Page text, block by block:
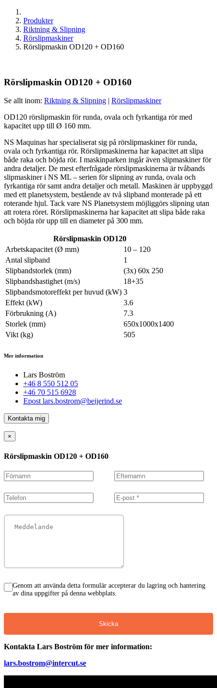
Produkter
Riktning & Slipning
Rörslipmaskiner
Rörslipmaskin OD120 + OD160
Rörslipmaskin OD120 + OD160
Se allt inom: Riktning & Slipning | Rörslipmaskiner
OD120 rörslipmaskin för runda, ovala och fyrkantiga rör med
kapacitet upp till Ø 160 mm.
NS Maquinas har specialiserat sig på rörslipmaskiner för runda,
ovala och fyrkantiga rör. Rörslipmaskinerna har kapacitet att slipa
både raka och böjda rör. I maskinparken ingår även slipmaskiner för
andra detaljer. De mest efterfrågade rörslipmaskinerna är tvåbands
slipmaskiner i NS ML – serien för slipning av runda, ovala och
fyrkantiga rör samt andra detaljer och metall. Maskinen är uppbyggd
med ett planetsystem, bestående av två slipband monterade på ett
roterande hjul. Tack vare NS Planetsystem möjliggörs slipning utan
att rotera röret. Rörslipmaskinerna har kapacitet att slipa både raka
och böjda rör upp till en diameter på 300 mm.
Rörslipmaskin OD120
Arbetskapacitet (Ø mm)
10 – 120
Antal slipband
1
Slipbandstorlek (mm)
(3x) 60x 250
Slipbandshastighet (m/s)
18+35
Slipbandsmotoreffekt per huvud (kW) 3
Effekt (kW)
3.6
Förbrukning (A)
7.3
Storlek (mm)
650x1000x1400
Vikt (kg)
505
Mer information
Lars Boström
+46 8 550 512 05
+46 70 515 6928
Epost lars.bostrom@beijerind.se
Kontakta mig
×
Rörslipmaskin OD120 + OD160
Genom att använda detta formulär accepterar du lagring och hantering
av dina uppgifter på denna webbplats.
Skicka
Kontakta Lars Boström för mer information:
lars.bostrom@intercut.se